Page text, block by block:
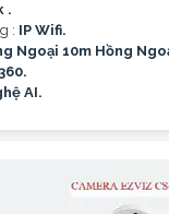
.
: IP Wifi.
Ngoại 10m Hồng
AI.